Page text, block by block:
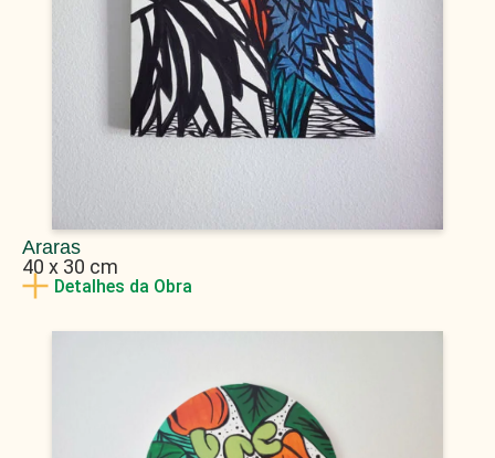
Araras
40 x 30 cm
Detalhes da Obra